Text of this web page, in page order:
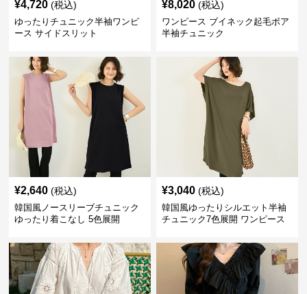
¥4,720 (税込)
ゆったりチュニック半袖ワンピ
ース サイドスリット
¥8,020 (税込)
ワンピース ブイネック起毛ボア
半袖チュニック
¥2,640 (税込)
韓国風ノースリーブチュニック
ゆったり着こなし 5色展開
¥3,040 (税込)
韓国風ゆったりシルエット半袖
チュニック7色展開 ワンピース